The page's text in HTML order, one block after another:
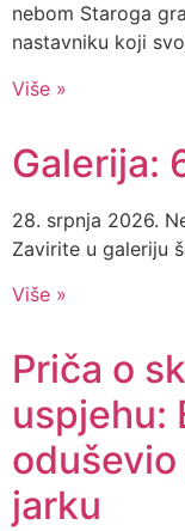
nebom Staroga
nastavniku koji
Više »
Galerija:
28. srpnja 2026.
Zavirite u galeriju
Više »
Priča o
uspjehu:
jarku